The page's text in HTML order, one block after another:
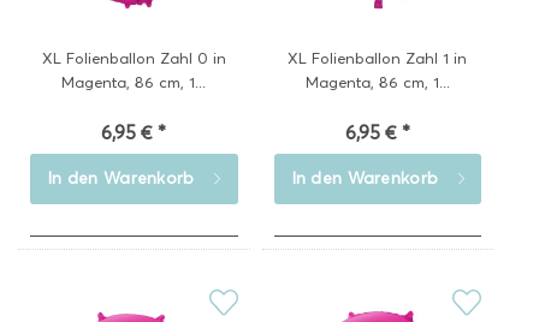
XL Folienballon Zahl 0 in
Magenta, 86 cm, 1...
6,95 € *
In den Warenkorb
XL Folienballon Zahl 1 in
Magenta, 86 cm, 1...
6,95 € *
In den Warenkorb